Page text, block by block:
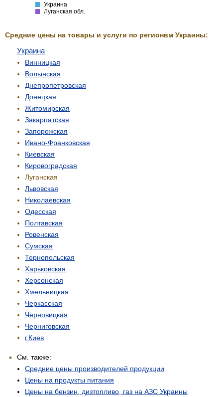
Украина
Луганская обл.
Средние цены на товары и услуги по регионвм Украины:
Украина
Винницкая
Волынская
Днепропетровская
Донецкая
Житомирская
Закарпатская
Запорожская
Ивано-Франковская
Киевская
Кировоградская
Луганская
Львовская
Николаевская
Одесская
Полтавская
Ровенская
Сумская
Тернопольская
Харьковская
Херсонская
Хмельницкая
Черкасская
Черновицкая
Черниговская
г.Киев
См. также:
Средние цены производителей продукции
Цены на продукты питания
Цены на бензин, дизтопливо, газ на АЗС Украины